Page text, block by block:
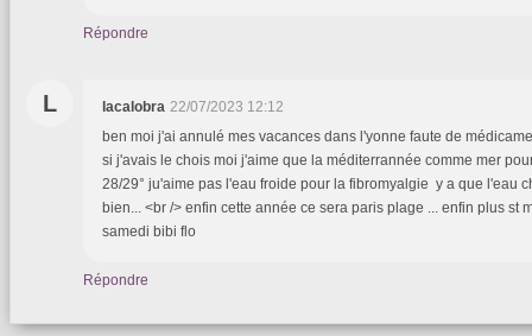
Répondre
L lacalobra 22/07/2023 12:12
ben moi j'ai annulé mes vacances dans l'yonne faute de
si j'avais le chois moi j'aime que la méditerrannée comme mer
28/29° ju'aime pas l'eau froide pour la fibromyalgie y a que l'eau
bien... <br /> enfin cette année ce sera paris plage ... enfin plus st
samedi bibi flo
Répondre